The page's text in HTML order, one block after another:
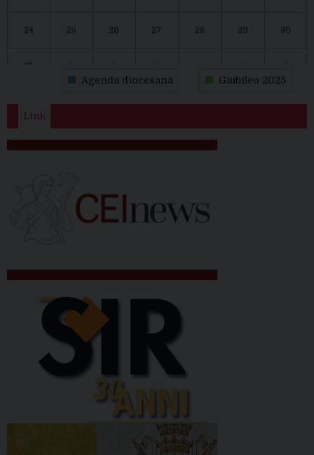
24 25 26 27 28 29 30
31
Agenda diocesana Giubileo 2025
Link